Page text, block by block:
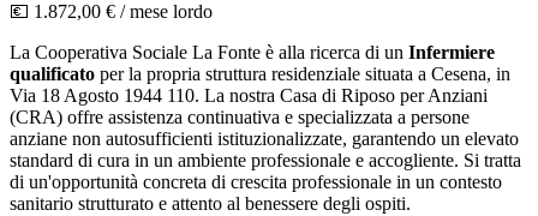
💶 1.872,00 € / mese lordo
La Cooperativa Sociale La Fonte è alla ricerca di un Infermiere
qualificato per la propria struttura residenziale situata a Cesena, in
Via 18 Agosto 1944 110. La nostra Casa di Riposo per Anziani
(CRA) offre assistenza continuativa e specializzata a persone
anziane non autosufficienti istituzionalizzate, garantendo un elevato
standard di cura in un ambiente professionale e accogliente. Si tratta
di un'opportunità concreta di crescita professionale in un contesto
sanitario strutturato e attento al benessere degli ospiti.